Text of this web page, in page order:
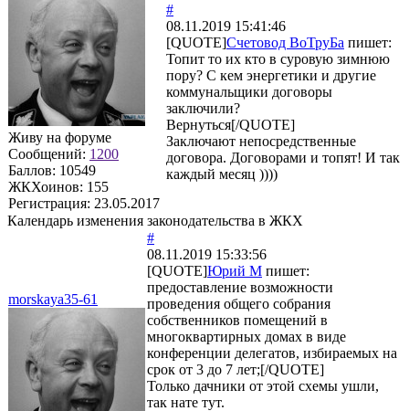
Живу на форуме
Сообщений: 1200
Баллов: 10549
ЖКХоинов: 155
Регистрация: 23.05.2017
#
08.11.2019 15:41:46
[QUOTE]Счетовод ВоТруБа пишет:
Топит то их кто в суровую зимнюю
пору? С кем энергетики и другие
коммунальщики договоры
заключили?
Вернуться[/QUOTE]
Заключают непосредственные
договора. Договорами и топят! И так
каждый месяц ))))
Календарь изменения законодательства в ЖКХ
morskaya35-61
#
08.11.2019 15:33:56
[QUOTE]Юрий М пишет:
предоставление возможности
проведения общего собрания
собственников помещений в
многоквартирных домах в виде
конференции делегатов, избираемых на
срок от 3 до 7 лет;[/QUOTE]
Только дачники от этой схемы ушли,
так нате тут.